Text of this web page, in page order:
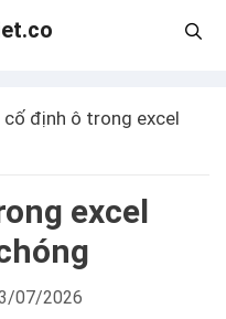
cố định ô trong excel
excel
07/2026